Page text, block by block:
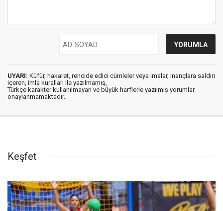
UYARI: Küfür, hakaret, rencide edici cümleler veya imalar, inançlara saldırı
içeren, imla kuralları ile yazılmamış,
Türkçe karakter kullanılmayan ve büyük harflerle yazılmış yorumlar
onaylanmamaktadır.
Keşfet